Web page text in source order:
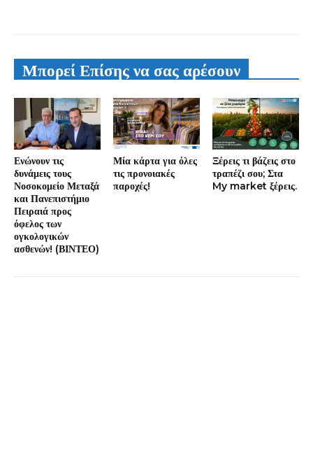
Μπορεί Επίσης να σας αρέσουν
Ενώνουν τις
δυνάμεις τους
Νοσοκομείο Μεταξά
και Πανεπιστήμιο
Πειραιά προς
όφελος των
ογκολογικών
ασθενών! (ΒΙΝΤΕΟ)
Μία κάρτα για όλες
τις προνοιακές
παροχές!
Ξέρεις τι βάζεις στο
τραπέζι σου; Στα
My market ξέρεις.